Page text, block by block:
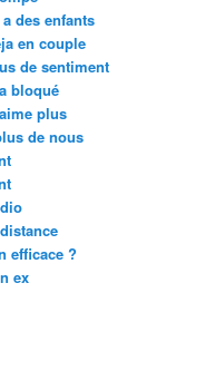
des enfants
en couple
de sentiment
bloqué
plus
de nous
efficace ?
ex